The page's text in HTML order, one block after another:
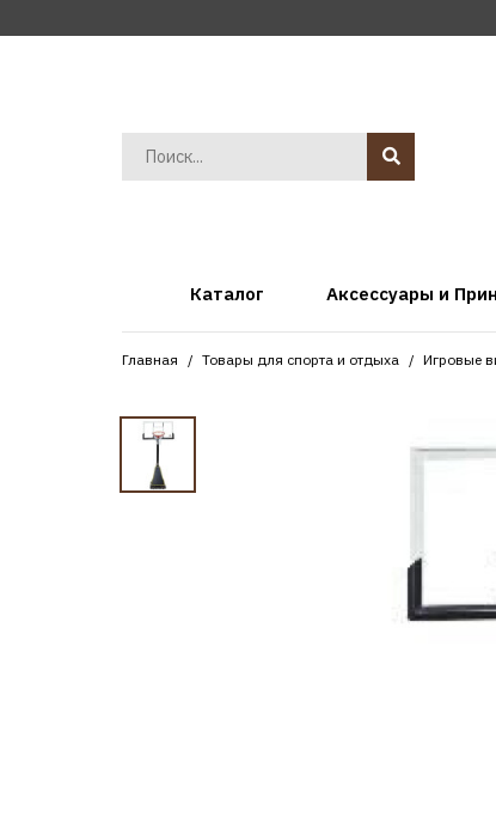
Каталог Аксессуары и
Главная Товары для спорта и отдыха Игровые